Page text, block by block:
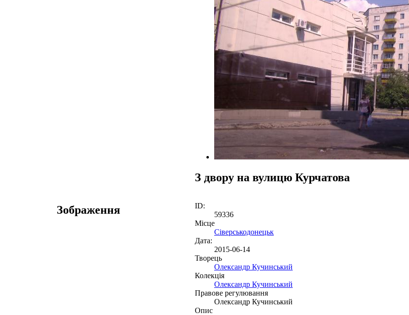
З двору на вулицю Курчатова
Зображення
ID:
59336
Місце
Сіверськодонецьк
Дата:
2015-06-14
Творець
Олександр Кучинський
Колекція
Олександр Кучинський
Правове регулювання
Олександр Кучинський
Опис